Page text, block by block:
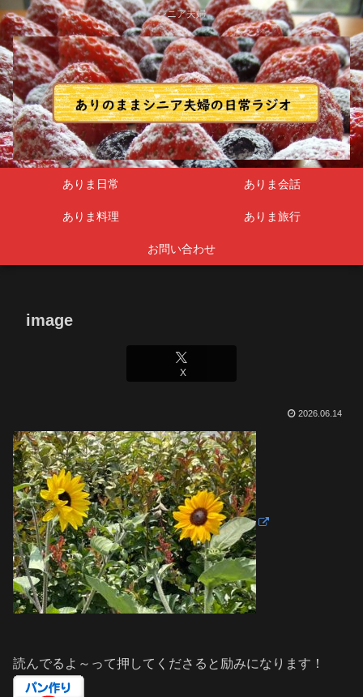
シニア夫婦
ありま日常 ありま会話
ありま料理 ありま旅行
お問い合わせ
image
X
2026.06.14
読んでるよ～って押してくださると励みになります！